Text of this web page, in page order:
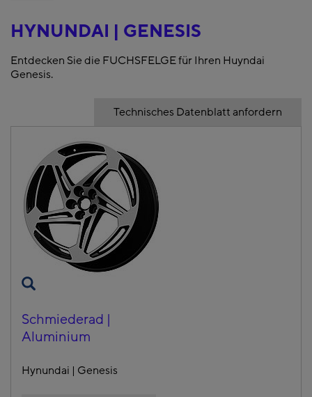
HYNUNDAI | GENESIS
Entdecken Sie die FUCHSFELGE für Ihren Huyndai
Genesis.
Technisches Datenblatt anfordern
Schmiederad |
Aluminium
Hynundai | Genesis